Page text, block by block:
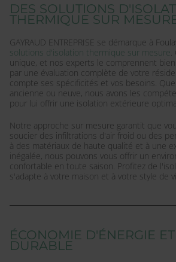
DES SOLUTIONS
THERMIQUE SUR
GAYRAUD ENTREPRISE se démarque à
solutions d'isolation thermique sur mesure
unique, et nos experts le comprennent
par une évaluation complète de votre
compte ses spécificités et vos besoins.
ancienne ou neuve, nous avons les
pour lui offrir une isolation extérieure
Notre approche sur mesure garantit que
soucier des infiltrations d'air froid ou des
à des matériaux de haute qualité et à une
inégalée, nous pouvons vous offrir un
confortable en toute saison. Profitez de
s'adapte à votre maison et à votre style de
ÉCONOMIE D'ÉNERGIE
DURABLE